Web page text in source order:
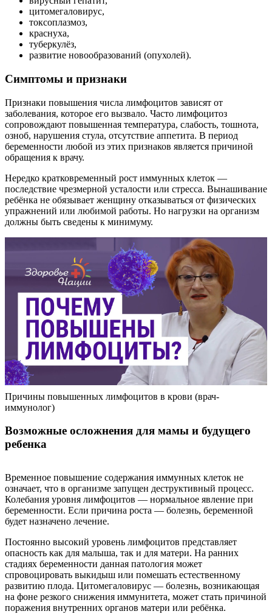
цитомегаловирус,
токсоплазмоз,
краснуха,
туберкулёз,
развитие новообразований (опухолей).
Симптомы и признаки
Признаки повышения числа лимфоцитов зависят от
заболевания, которое его вызвало. Часто лимфоцитоз
сопровождают повышенная температура, слабость, тошнота,
озноб, нарушения стула, отсутствие аппетита. В период
беременности любой из этих признаков является причиной
обращения к врачу.
Нередко кратковременный рост иммунных клеток —
последствие чрезмерной усталости или стресса. Вынашивание
ребёнка не обязывает женщину отказываться от физических
упражнений или любимой работы. Но нагрузки на организм
должны быть сведены к минимуму.
Причины повышенных лимфоцитов в крови (врач-
иммунолог)
Возможные осложнения для мамы и будущего
ребенка
Временное повышение содержания иммунных клеток не
означает, что в организме запущен деструктивный процесс.
Колебания уровня лимфоцитов — нормальное явление при
беременности. Если причина роста — болезнь, беременной
будет назначено лечение.
Постоянно высокий уровень лимфоцитов представляет
опасность как для малыша, так и для матери. На ранних
стадиях беременности данная патология может
спровоцировать выкидыш или помешать естественному
развитию плода. Цитомегаловирус — болезнь, возникающая
на фоне резкого снижения иммунитета, может стать причиной
поражения внутренних органов матери или ребёнка.